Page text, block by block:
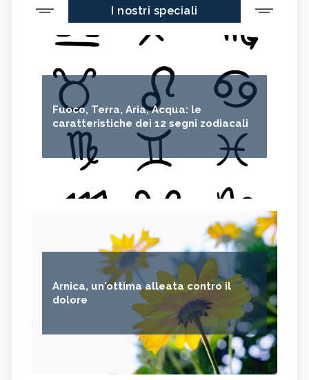
I nostri speciali
Fuoco, Terra, Aria, Acqua: le
caratteristiche dei 12 segni zodiacali
Arnica, un'ottima alleata contro il
dolore